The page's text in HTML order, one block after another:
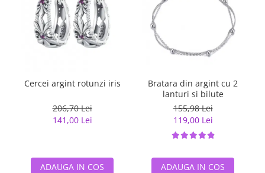
Cercei argint rotunzi iris
206,70 Lei
141,00 Lei
ADAUGA IN COS
Bratara din argint cu 2
lanturi si bilute
155,98 Lei
119,00 Lei
ADAUGA IN COS